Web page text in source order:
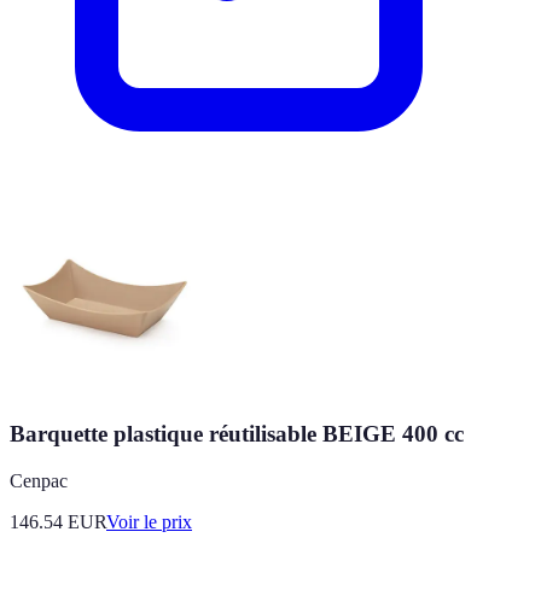
Barquette plastique réutilisable BEIGE 400 cc
Cenpac
146.54 EURVoir le prix